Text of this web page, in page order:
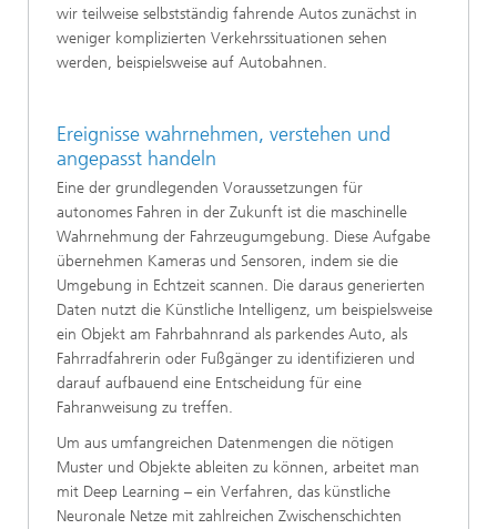
wir teilweise selbstständig fahrende Autos zunächst in
weniger komplizierten Verkehrssituationen sehen
werden, beispielsweise auf Autobahnen.
Ereignisse wahrnehmen, verstehen und
angepasst handeln
Eine der grundlegenden Voraussetzungen für
autonomes Fahren in der Zukunft ist die maschinelle
Wahrnehmung der Fahrzeugumgebung. Diese Aufgabe
übernehmen Kameras und Sensoren, indem sie die
Umgebung in Echtzeit scannen. Die daraus generierten
Daten nutzt die Künstliche Intelligenz, um beispielsweise
ein Objekt am Fahrbahnrand als parkendes Auto, als
Fahrradfahrerin oder Fußgänger zu identifizieren und
darauf aufbauend eine Entscheidung für eine
Fahranweisung zu treffen.
Um aus umfangreichen Datenmengen die nötigen
Muster und Objekte ableiten zu können, arbeitet man
mit Deep Learning – ein Verfahren, das künstliche
Neuronale Netze mit zahlreichen Zwischenschichten